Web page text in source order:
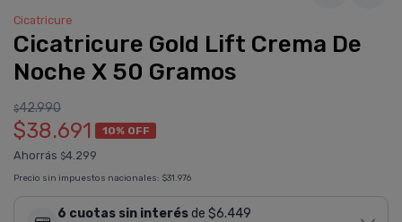
Cicatricure
Cicatricure Gold Lift Crema De
Noche X 50 Gramos
$42.990
$38.691 10% OFF
Ahorrás $4.299
Precio sin impuestos nacionales: $31.976
6 cuotas sin interésde $6.449